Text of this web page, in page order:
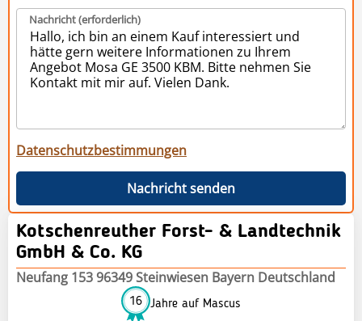
Nachricht (erforderlich)
Datenschutzbestimmungen
Nachricht senden
Kotschenreuther Forst- & Landtechnik
GmbH & Co. KG
Neufang 153 96349 Steinwiesen Bayern Deutschland
16 Jahre auf Mascus